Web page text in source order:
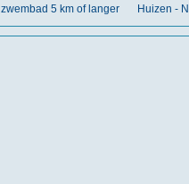
zwembad 5 km of langer Huizen -